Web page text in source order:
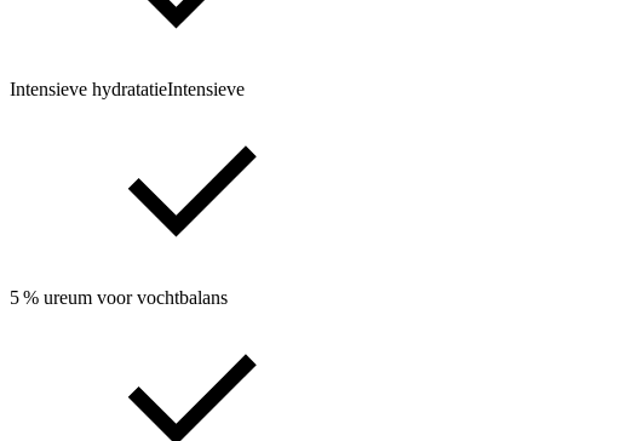
Intensieve hydratatieIntensieve
5 % ureum voor vochtbalans